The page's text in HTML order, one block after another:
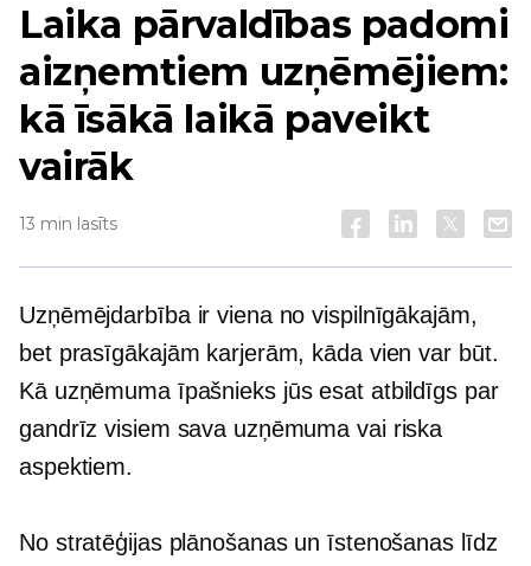
Laika pārvaldības padomi
aizņemtiem uzņēmējiem:
kā īsākā laikā paveikt
vairāk
13 min lasīts
Uzņēmējdarbība ir viena no vispilnīgākajām,
bet prasīgākajām karjerām, kāda vien var būt.
Kā uzņēmuma īpašnieks jūs esat atbildīgs par
gandrīz visiem sava uzņēmuma vai riska
aspektiem.
No stratēģijas plānošanas un īstenošanas līdz